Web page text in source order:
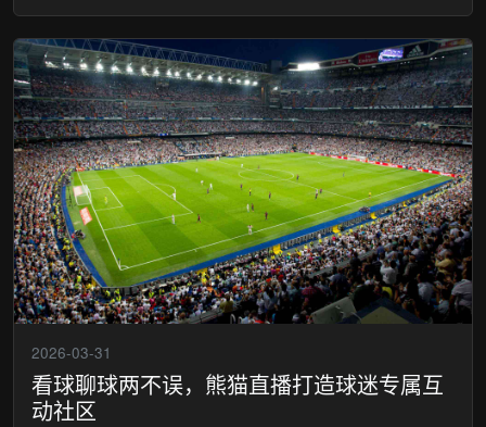
2026-03-31
看球聊球两不误，熊猫直播打造球迷专属互
动社区